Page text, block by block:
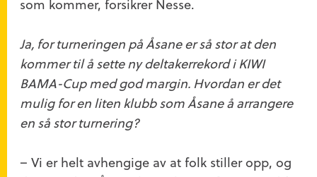
som kommer, forsikrer Nesse.
Ja, for turneringen på Åsane er så stor at den
kommer til å sette ny deltakerrekord i KIWI
BAMA-Cup med god margin. Hvordan er det
mulig for en liten klubb som Åsane å arrangere
en så stor turnering?
– Vi er helt avhengige av at folk stiller opp, og